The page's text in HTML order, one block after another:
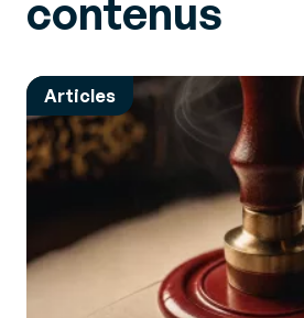
contenus
Articles